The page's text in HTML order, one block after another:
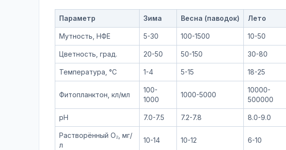
Параметр Зима Весна (паводок) Лето
Мутность, НФЕ 5-30 100-1500 10-50
Цветность, град. 20-50 50-150 30-80
Температура, °C 1-4 5-15 18-25
Фитопланктон, кл/мл
100-
1000
1000-5000
10000-
500000
pH 7.0-7.5 7.2-7.8 8.0-9.0
Растворённый O₂, мг/
л
10-14 10-12 6-10